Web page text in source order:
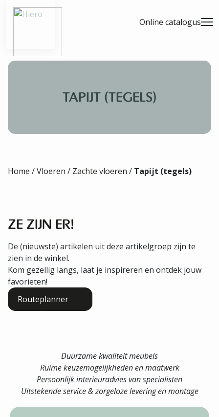
- Home pagina
Online catalogus
TAPIJT (TEGELS)
Home /Vloeren / Zachte vloeren / Tapijt (tegels)
ZE ZIJN ER!
De (nieuwste) artikelen uit deze artikelgroep zijn te
zien in de winkel.
Kom gezellig langs, laat je inspireren en ontdek jouw
favorieten!
Routeplanner
Duurzame kwaliteit meubels
Ruime keuzemogelijkheden en maatwerk
Persoonlijk interieuradvies van specialisten
Uitstekende service & zorgeloze levering en montage